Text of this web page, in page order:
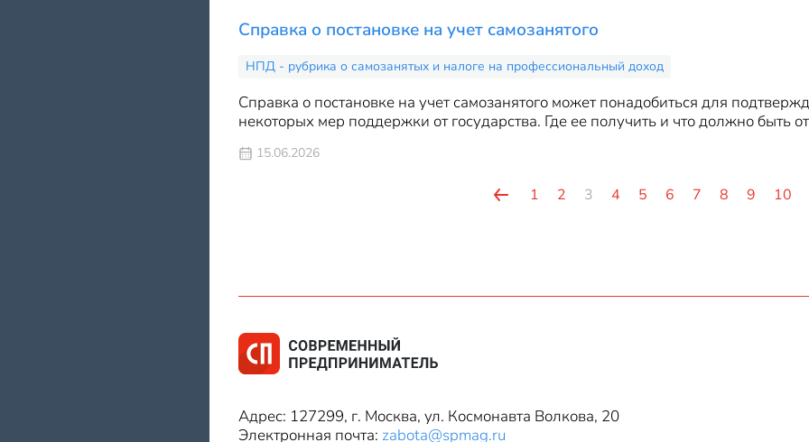
Справка о постановке на учет самозанятого
НПД - рубрика о самозанятых и налоге на профессиональный доход
Справка о постановке на учет самозанятого может понадобиться для
некоторых мер поддержки от государства. Где ее получить и что должно быть
15.06.2026
1 2 3 4 5 6 7 8 9 10
Адрес: 127299, г. Москва, ул. Космонавта Волкова, 20
Электронная почта: zabota@spmag.ru